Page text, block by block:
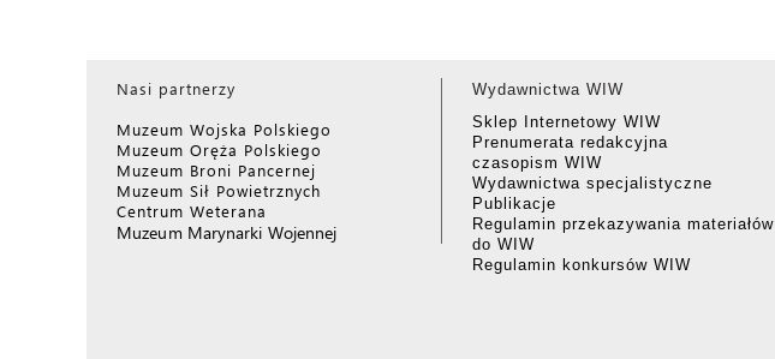
Nasi partnerzy
Muzeum Wojska Polskiego
Muzeum Oręża Polskiego
Muzeum Broni Pancernej
Muzeum Sił Powietrznych
Centrum Weterana
Muzeum Marynarki Wojennej
Wydawnictwa WIW
Sklep Internetowy WIW
Prenumerata redakcyjna
czasopism WIW
Wydawnictwa specjalistyczne
Publikacje
Regulamin przekazywania materiałów
do WIW
Regulamin konkursów WIW